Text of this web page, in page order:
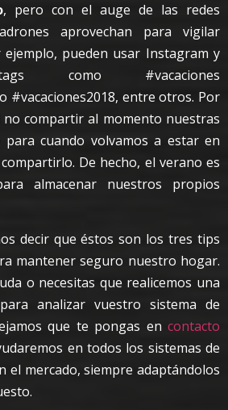
, pero con el auge de las redes
aprovechan para vigilar
pueden usar Instagram y
como #vacaciones
#vacaciones2018, entre otros. Por
compartir al momento nuestras
cuando volvamos a estar en
De hecho, el verano es
almacenar nuestros propios
decir que éstos son los tres tips
mantener seguro nuestro hogar.
o necesitas que realicemos una
analizar vuestro sistema de
que te pongas en contacto
en todos los sistemas de
el mercado, siempre adaptándolos